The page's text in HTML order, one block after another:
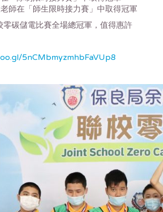
師在「師生限時接力賽」中取得冠軍
碳儲電比賽全場總冠軍，值得惠許
5nCMbmyzmhbFaVUp8